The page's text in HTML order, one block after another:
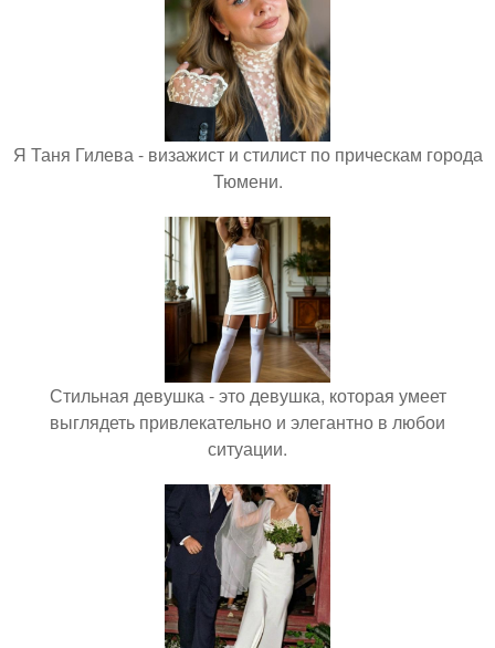
Я Таня Гилева - визажист и стилист по прическам города
Тюмени.
Стильная девушка - это девушка, которая умеет
выглядеть привлекательно и элегантно в любои
ситуации.